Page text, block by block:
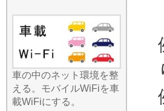
が語られますが、当店のル
ーターは長時間駆動バッテ
リーを搭載しており、一日
中外出していても安心で
す。出張先でのプレゼン資
料作成や、旅行中の高画質
動画の視聴など、快適なデ
ジタルライフをどこまでも
車の中のネット環境を整
える。モバイルWiFiを車
載WiFiにする。